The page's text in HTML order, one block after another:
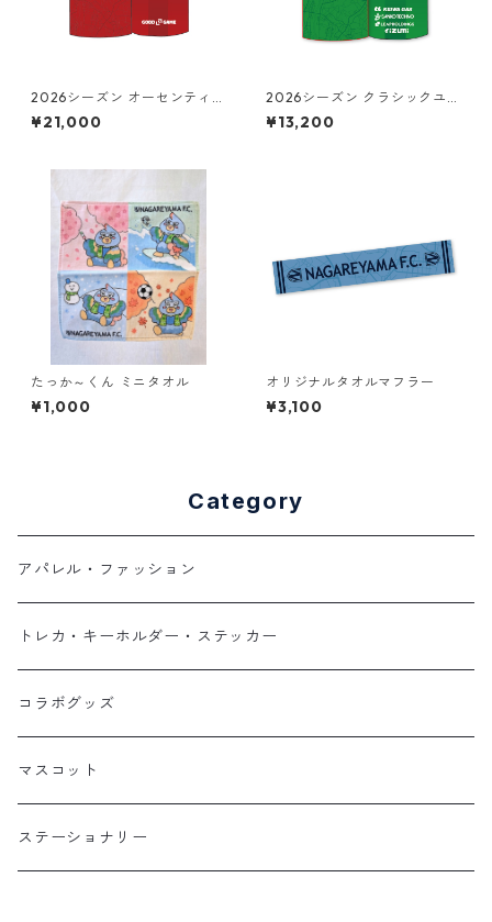
2026シーズン オーセンティッ
クユニフォーム（GK/HOME）
¥21,000
2026シーズン クラシックユニ
フォーム（GK/AWAY）
¥13,200
たっか～くん ミニタオル
¥1,000
オリジナルタオルマフラー
¥3,100
Category
アパレル・ファッション
トレカ・キーホルダー・ステッカー
コラボグッズ
マスコット
ステーショナリー